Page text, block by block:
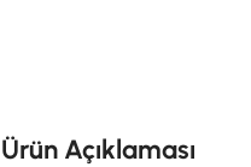
Ürün Açıklaması